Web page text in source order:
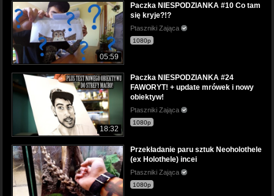
05:59
Paczka NIESPODZIANKA #10 Co tam
się kryje?!?
Ptaszniki Zająca
1080p
18:32
Paczka NIESPODZIANKA #24
FAWORYT! + update mrówek i nowy
obiektyw!
Ptaszniki Zająca
1080p
Przekładanie paru sztuk Neoholothele
(ex Holothele) incei
Ptaszniki Zająca
1080p